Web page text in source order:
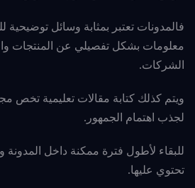
فالمدونات تعتبر بمثابة وسائل توضيحية
معلومات بشكل تفصيلي عن المنتجات
الشركات.
ويتم كذلك كتابة مقالات تعليمية تخص
لجذب اهتمام الجمهور.
للبقاء لأطول فترة ممكنة داخل المدونة
تحتوي عليها.